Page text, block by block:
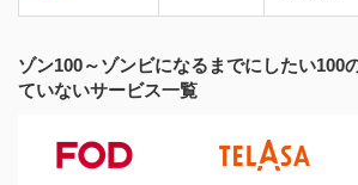
ゾン100～ゾンビになるまでにしたい100
ていないサービス一覧